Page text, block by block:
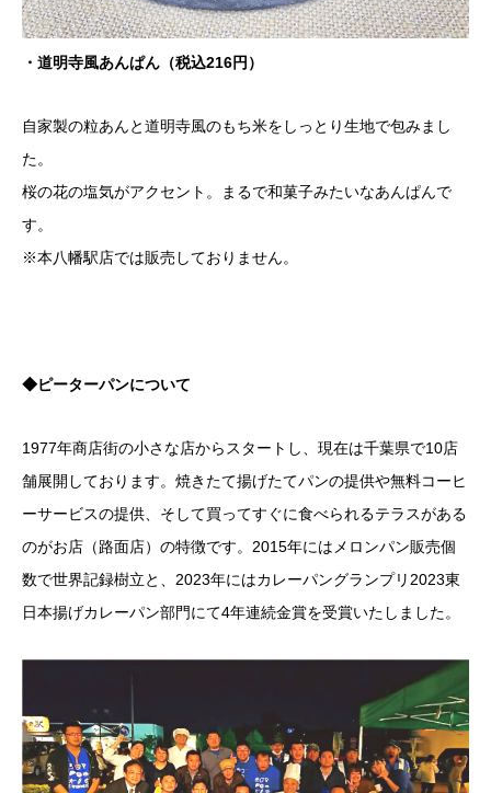
・道明寺風あんぱん（税込216円）
自家製の粒あんと道明寺風のもち米をしっとり生地で包みまし
た。
桜の花の塩気がアクセント。まるで和菓子みたいなあんぱんで
す。
※本八幡駅店では販売しておりません。
◆ピーターパンについて
1977年商店街の小さな店からスタートし、現在は千葉県で10店
舗展開しております。焼きたて揚げたてパンの提供や無料コーヒ
ーサービスの提供、そして買ってすぐに食べられるテラスがある
のがお店（路面店）の特徴です。2015年にはメロンパン販売個
数で世界記録樹立と、2023年にはカレーパングランプリ2023東
日本揚げカレーパン部門にて4年連続金賞を受賞いたしました。